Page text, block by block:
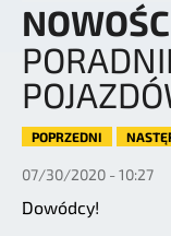
POPRZEDNI
07/30/2020 - 10:27
Dowódcy!